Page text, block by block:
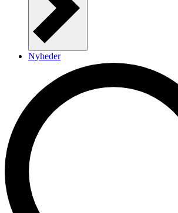
Nyheder